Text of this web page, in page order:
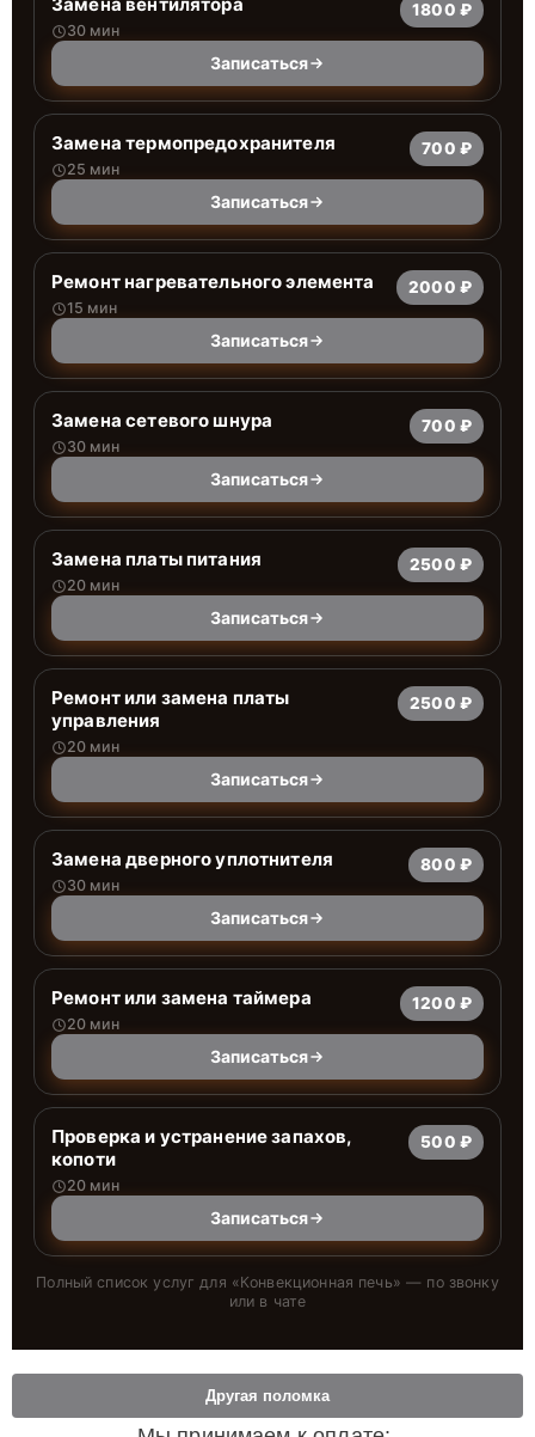
30 мин
1800 ₽
Записаться
Замена термопредохранителя
25 мин
700 ₽
Записаться
Ремонт нагревательного элемента
15 мин
2000 ₽
Записаться
Замена сетевого шнура
30 мин
700 ₽
Записаться
Замена платы питания
20 мин
2500 ₽
Записаться
Ремонт или замена платы
управления
20 мин
2500 ₽
Записаться
Замена дверного уплотнителя
30 мин
800 ₽
Записаться
Ремонт или замена таймера
20 мин
1200 ₽
Записаться
Проверка и устранение запахов,
копоти
20 мин
500 ₽
Записаться
Полный список услуг для «Конвекционная печь» — по звонку
или в чате
Другая поломка